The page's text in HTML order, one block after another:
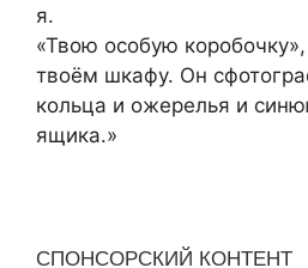
я.
«Твою особую
твоём шкафу. Он
кольца и ожерелья и
ящика.»